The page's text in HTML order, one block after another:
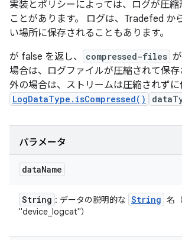
実装とポリシーによっては、ログが圧
ことがあります。 ログは、Tradefed か
い場所に保存されることもあります。
が false を返し、
compressed-files
場合は、ログファイルが圧縮されて保
外の場合は、ストリームは圧縮されずに
LogDataType.isCompressed()
パラメータ
dataName
String : データの説明的な String 名
"device_logcat"）